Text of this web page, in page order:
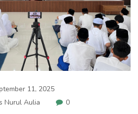
11, 2025
Nurul Aulia 0